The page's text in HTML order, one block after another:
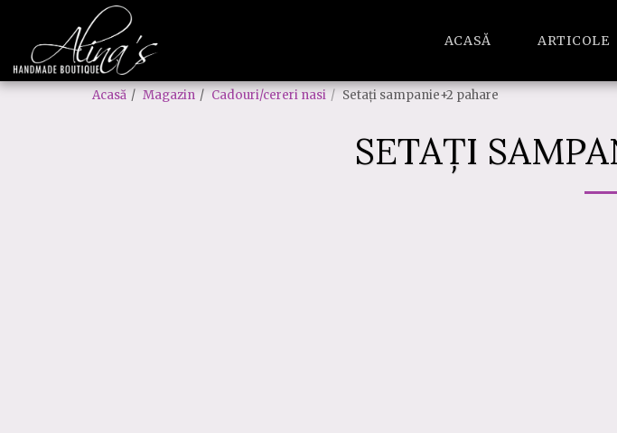
ACASĂ ARTICOLE
Acasă Magazin Cadouri/cereri nasi Setați sampanie+2 pahare
SETAȚI